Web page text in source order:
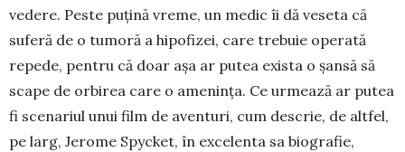
vedere. Peste puțină vreme, un medic îi dă veseta că
suferă de o tumoră a hipofizei, care trebuie operată
repede, pentru că doar așa ar putea exista o șansă să
scape de orbirea care o amenința. Ce ur­mează ar putea
fi scenariul unui film de aventuri, cum descrie, de altfel,
pe larg, Jerome Spycket, în excelenta sa biografie,